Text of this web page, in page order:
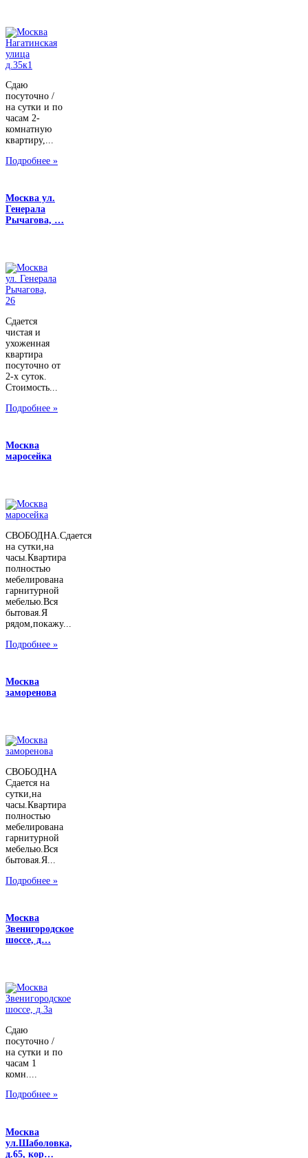
Сдаю
посуточно /
на сутки и по
часам 2-
комнатную
квартиру,...
Подробнее »
Москва ул.
Генерала
Рычагова, …
Сдается
чистая и
ухоженная
квартира
посуточно от
2-х суток.
Стоимость...
Подробнее »
Москва
маросейка
СВОБОДНА.Сдается
на сутки,на
часы.Квартира
полностью
мебелирована
гарнитурной
мебелью.Вся
бытовая.Я
рядом,покажу...
Подробнее »
Москва
заморенова
СВОБОДНА
Сдается на
сутки,на
часы.Квартира
полностью
мебелирована
гарнитурной
мебелью.Вся
бытовая.Я...
Подробнее »
Москва
Звенигородское
шоссе, д…
Сдаю
посуточно /
на сутки и по
часам 1
комн....
Подробнее »
Москва
ул.Шаболовка,
д.65, кор…